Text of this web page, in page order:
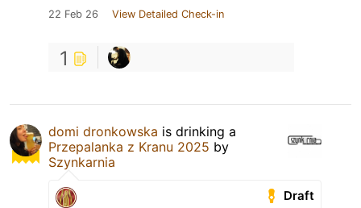
22 Feb 26 View Detailed Check-in
1
domi dronkowska is drinking a
Przepalanka z Kranu 2025 by
Szynkarnia
Draft